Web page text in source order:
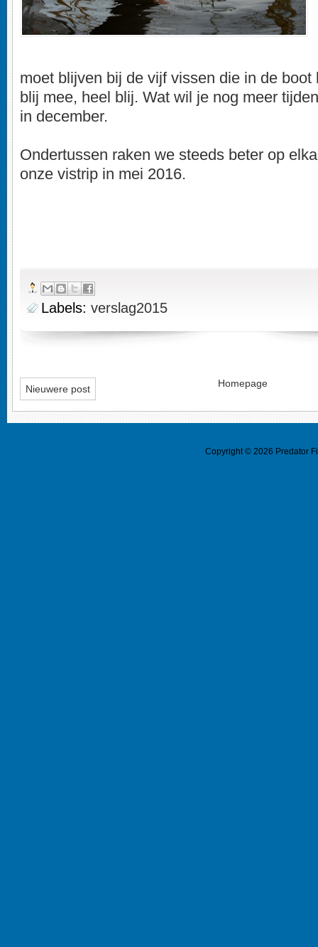
moet blijven bij de vijf vissen die in de boot
blij mee, heel blij. Wat wil je nog meer
in december.
Ondertussen raken we steeds beter op
onze vistrip in mei 2016.
Labels: verslag2015
Nieuwere post Homepage
Copyright © 2026 Predator